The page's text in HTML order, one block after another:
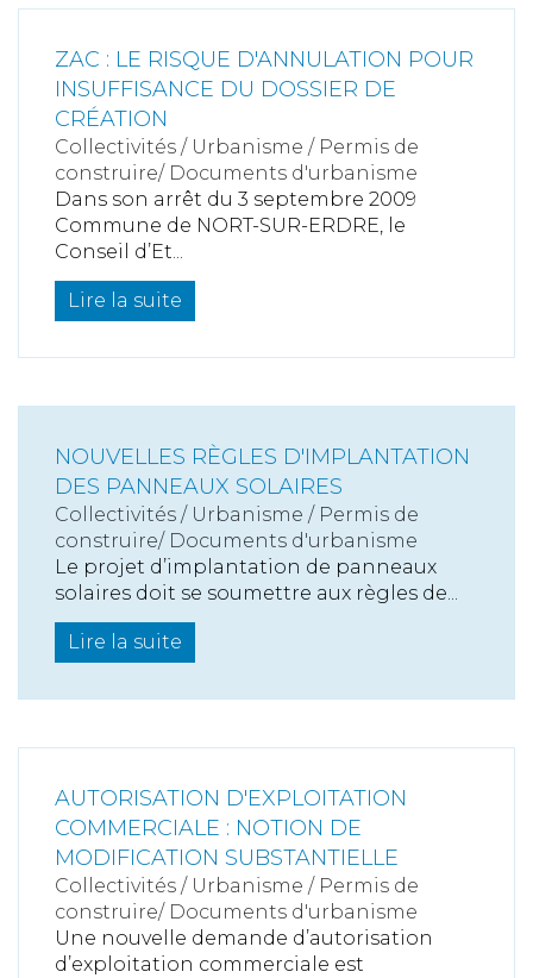
ZAC : LE RISQUE D'ANNULATION POUR
INSUFFISANCE DU DOSSIER DE
CRÉATION
Collectivités / Urbanisme / Permis de
construire/ Documents d'urbanisme
Dans son arrêt du 3 septembre 2009
Commune de NORT-SUR-ERDRE, le
Conseil d’Et...
Lire la suite
NOUVELLES RÈGLES D'IMPLANTATION
DES PANNEAUX SOLAIRES
Collectivités / Urbanisme / Permis de
construire/ Documents d'urbanisme
Le projet d’implantation de panneaux
solaires doit se soumettre aux règles de...
Lire la suite
AUTORISATION D'EXPLOITATION
COMMERCIALE : NOTION DE
MODIFICATION SUBSTANTIELLE
Collectivités / Urbanisme / Permis de
construire/ Documents d'urbanisme
Une nouvelle demande d’autorisation
d’exploitation commerciale est